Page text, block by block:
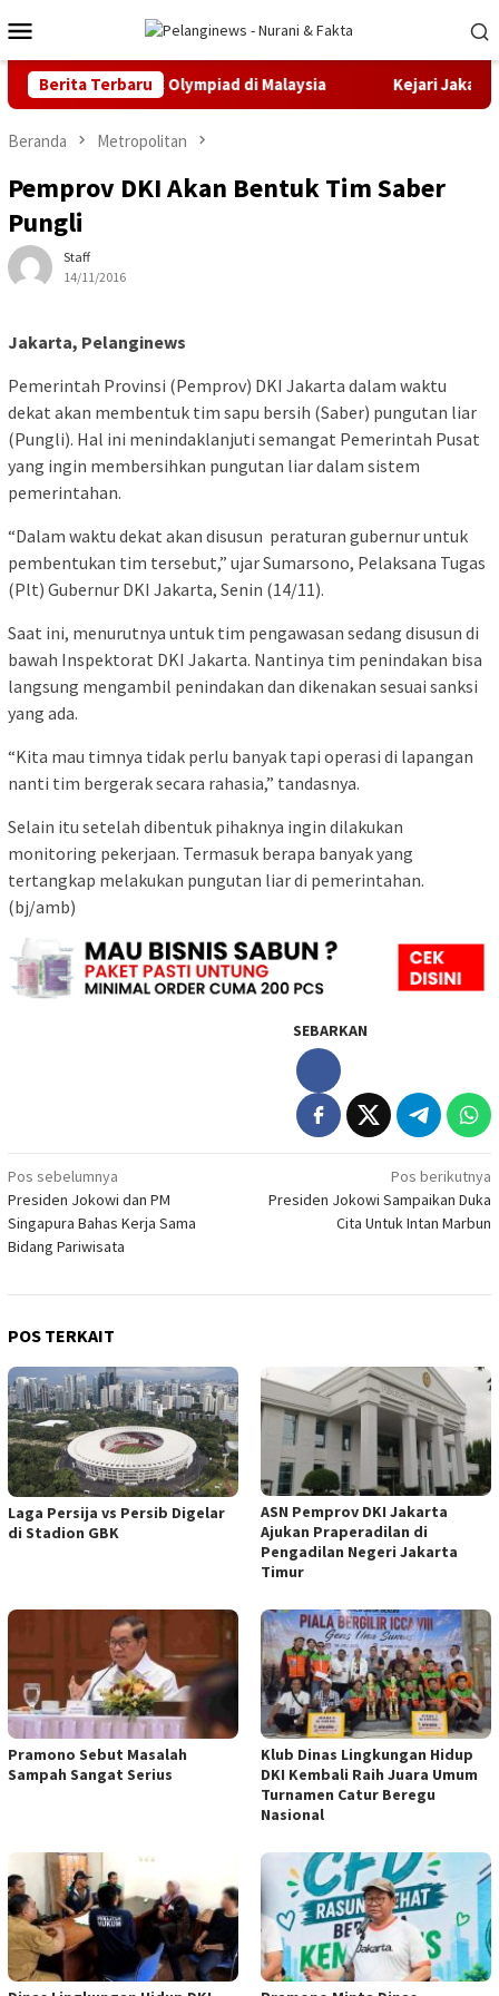
ke
kontenMobile
Berita Terbaru
Emas IMEC Olympiad di Malaysia Kejari Jakarta
Beranda Metropolitan
Pemprov DKI Akan Bentuk Tim Saber
Pungli
Staff
14/11/2016
Jakarta, Pelanginews
Pemerintah Provinsi (Pemprov) DKI Jakarta dalam waktu
dekat akan membentuk tim sapu bersih (Saber) pungutan liar
(Pungli). Hal ini menindaklanjuti semangat Pemerintah Pusat
yang ingin membersihkan pungutan liar dalam sistem
pemerintahan.
“Dalam waktu dekat akan disusun peraturan gubernur untuk
pembentukan tim tersebut,” ujar Sumarsono, Pelaksana Tugas
(Plt) Gubernur DKI Jakarta, Senin (14/11).
Saat ini, menurutnya untuk tim pengawasan sedang disusun di
bawah Inspektorat DKI Jakarta. Nantinya tim penindakan bisa
langsung mengambil penindakan dan dikenakan sesuai sanksi
yang ada.
“Kita mau timnya tidak perlu banyak tapi operasi di lapangan
nanti tim bergerak secara rahasia,” tandasnya.
Selain itu setelah dibentuk pihaknya ingin dilakukan
monitoring pekerjaan. Termasuk berapa banyak yang
tertangkap melakukan pungutan liar di pemerintahan.
(bj/amb)
SEBARKAN
Navigasi
pos
Pos sebelumnya
Presiden Jokowi dan PM
Singapura Bahas Kerja Sama
Bidang Pariwisata
Pos berikutnya
Presiden Jokowi Sampaikan Duka
Cita Untuk Intan Marbun
POS TERKAIT
Laga Persija vs Persib Digelar
di Stadion GBK
ASN Pemprov DKI Jakarta
Ajukan Praperadilan di
Pengadilan Negeri Jakarta
Timur
Pramono Sebut Masalah
Sampah Sangat Serius
Klub Dinas Lingkungan Hidup
DKI Kembali Raih Juara Umum
Turnamen Catur Beregu
Nasional